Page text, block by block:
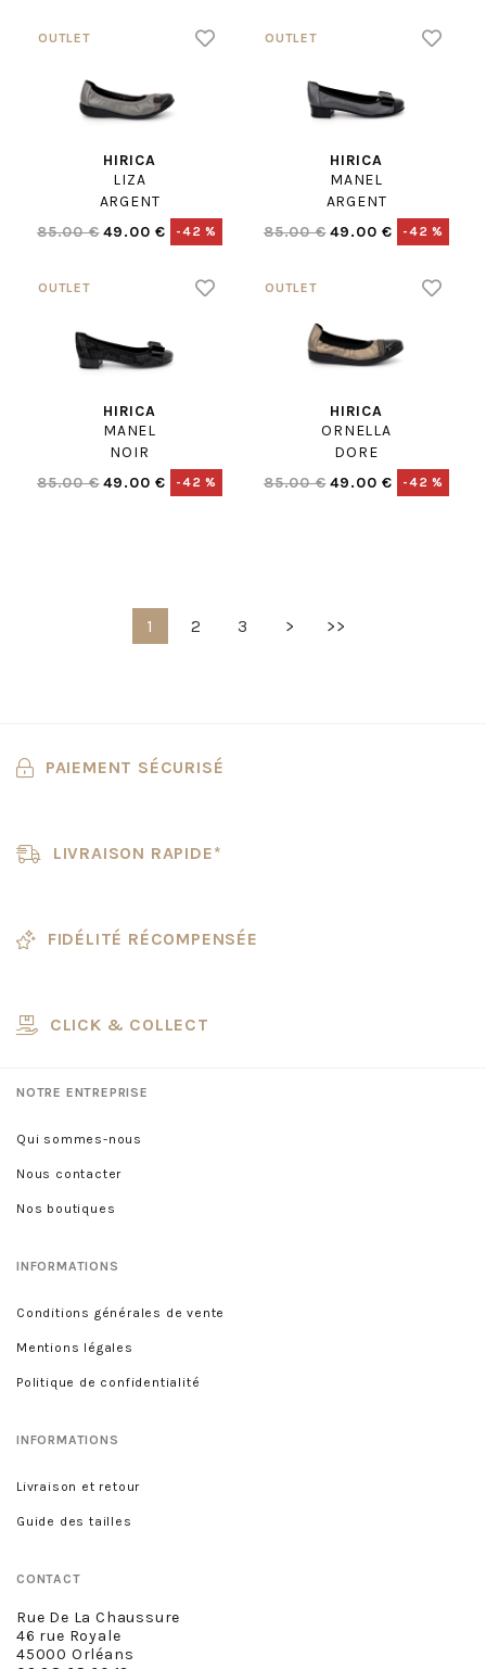
HIRICA
LIZA
ARGENT
85.00 € 49.00 € -42 %
HIRICA
MANEL
ARGENT
85.00 € 49.00 € -42 %
HIRICA
MANEL
NOIR
85.00 € 49.00 € -42 %
HIRICA
ORNELLA
DORE
85.00 € 49.00 € -42 %
1 2 3 > >>
PAIEMENT SÉCURISÉ
LIVRAISON RAPIDE*
FIDÉLITÉ RÉCOMPENSÉE
CLICK & COLLECT
NOTRE ENTREPRISE
Qui sommes-nous
Nous contacter
Nos boutiques
INFORMATIONS
Conditions générales de vente
Mentions légales
Politique de confidentialité
INFORMATIONS
Livraison et retour
Guide des tailles
CONTACT
Rue De La Chaussure
46 rue Royale
45000 Orléans